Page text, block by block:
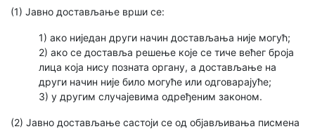
(1) Јавно достављање врши се:
1) ако ниједан други начин достављања није могућ;
2) ако се доставља решење које се тиче већег броја
лица која нису позната органу, а достављање на
други начин није било могуће или одговарајуће;
3) у другим случајевима одређеним законом.
(2) Јавно достављање састоји се од објављивања писмена